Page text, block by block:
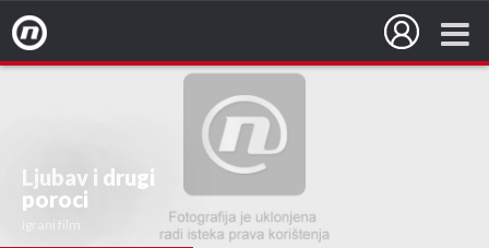
Ljubav i drugi
poroci